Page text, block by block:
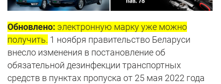
Обновлено: электронную марку уже можно
получить. 1 ноября правительство Беларуси
внесло изменения в постановление об
обязательной дезинфекции транспортных
средств в пунктах пропуска от 25 мая 2022 года